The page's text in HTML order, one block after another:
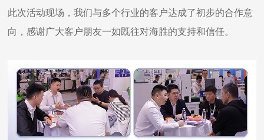
此次活动现场，我们与多个行业的客户达成了初步的合作意
向，感谢广大客户朋友一如既往对海胜的支持和信任。